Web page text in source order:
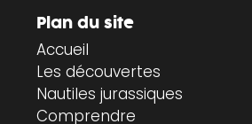
Plan du site
Accueil
Les découvertes
Nautiles jurassiques
Comprendre